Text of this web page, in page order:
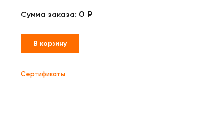
Сумма заказа: 0 ₽
В корзину
Сертификаты